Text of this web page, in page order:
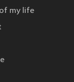
my life